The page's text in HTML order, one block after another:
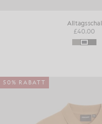
Alltagsschal
£40.00
50% RABATT